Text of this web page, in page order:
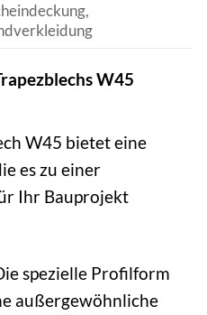
W45
W45 bietet eine
es zu einer
Ihr Bauprojekt
spezielle Profilform
außergewöhnliche